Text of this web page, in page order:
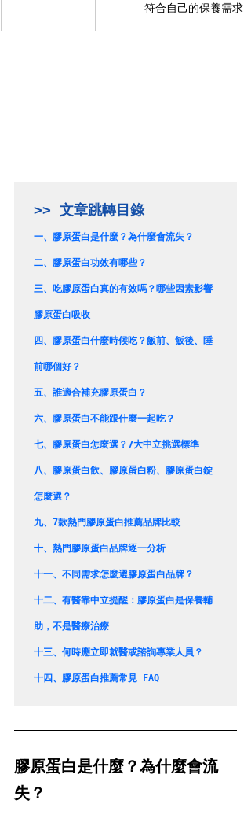
符合自己的保養需求
一、 膠原蛋白是什麼？為什麼會流失？
二、 膠原蛋白功效有哪些？
三、 吃膠原蛋白真的有效嗎？哪些因素影響
膠原蛋白吸收
四、 膠原蛋白什麼時候吃？飯前、飯後、睡
前哪個好？
五、 誰適合補充膠原蛋白？
六、 膠原蛋白不能跟什麼一起吃？
七、 膠原蛋白怎麼選？7大中立挑選標準
八、 膠原蛋白飲、膠原蛋白粉、膠原蛋白錠
怎麼選？
九、 7款熱門膠原蛋白推薦品牌比較
十、 熱門膠原蛋白品牌逐一分析
十一、 不同需求怎麼選膠原蛋白品牌？
十二、 有醫靠中立提醒：膠原蛋白是保養輔
助，不是醫療治療
十三、 何時應立即就醫或諮詢專業人員？
十四、 膠原蛋白推薦常見 FAQ
膠原蛋白是什麼？為什麼會流
失？